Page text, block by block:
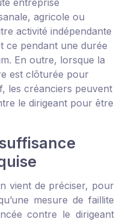
entreprise
agricole ou
activité indépendante
ce pendant une durée
En outre, lorsque la
est clôturée pour
les créanciers peuvent
le dirigeant pour être
vient de préciser, pour
mesure de faillite
contre le dirigeant